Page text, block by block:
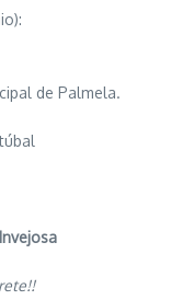
de Palmela.